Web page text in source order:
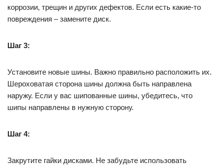
коррозии, трещин и других дефектов. Если есть какие-то
повреждения – замените диск.
Шаг 3:
Установите новые шины. Важно правильно расположить их.
Шероховатая сторона шины должна быть направлена
наружу. Если у вас шипованные шины, убедитесь, что
шипы направлены в нужную сторону.
Шаг 4:
Закрутите гайки дисками. Не забудьте использовать